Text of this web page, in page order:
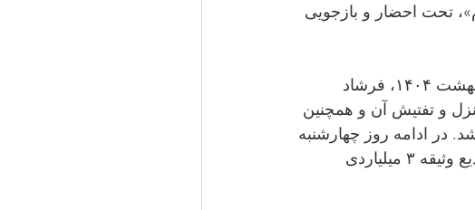
علیه نظام»، تحت احضار و بازجویی
به نقل از حسین شیرزاد، فعال حقوق بشر اهل تکاب، روز دوشنبه ۲۹ اردیبهشت ۱۴۰۴، فرشاد
و تفتیش آن و همچنین
منتقل شد. در ادامه روز چهارشنبه
۳۱ اردیبهشت ۱۴۰۴ آقای فرجی پس از تفهیم اتهام «تبلیغ علیه نظام» با تودیع وثیقه ۳ میلیاردی